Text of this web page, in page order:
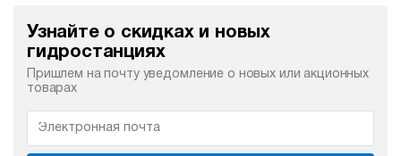
Узнайте о скидках и новых
гидростанциях
Пришлем на почту уведомление о новых или акционных
товарах